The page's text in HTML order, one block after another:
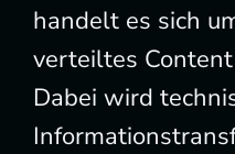
handelt es sich
verteiltes
Dabei wird